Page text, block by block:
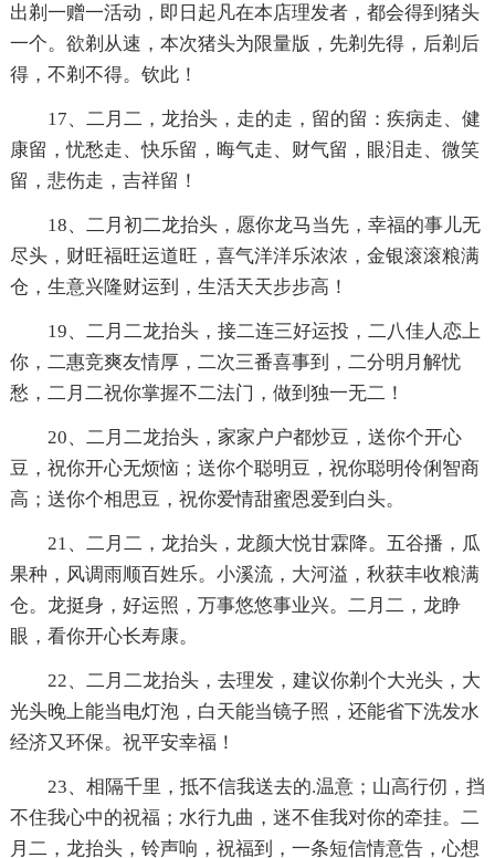
出剃一赠一活动，即日起凡在本店理发者，都会得到猪头
一个。欲剃从速，本次猪头为限量版，先剃先得，后剃后
得，不剃不得。钦此！
17、二月二，龙抬头，走的走，留的留：疾病走、健
康留，忧愁走、快乐留，晦气走、财气留，眼泪走、微笑
留，悲伤走，吉祥留！
18、二月初二龙抬头，愿你龙马当先，幸福的事儿无
尽头，财旺福旺运道旺，喜气洋洋乐浓浓，金银滚滚粮满
仓，生意兴隆财运到，生活天天步步高！
19、二月二龙抬头，接二连三好运投，二八佳人恋上
你，二惠竞爽友情厚，二次三番喜事到，二分明月解忧
愁，二月二祝你掌握不二法门，做到独一无二！
20、二月二龙抬头，家家户户都炒豆，送你个开心
豆，祝你开心无烦恼；送你个聪明豆，祝你聪明伶俐智商
高；送你个相思豆，祝你爱情甜蜜恩爱到白头。
21、二月二，龙抬头，龙颜大悦甘霖降。五谷播，瓜
果种，风调雨顺百姓乐。小溪流，大河溢，秋获丰收粮满
仓。龙挺身，好运照，万事悠悠事业兴。二月二，龙睁
眼，看你开心长寿康。
22、二月二龙抬头，去理发，建议你剃个大光头，大
光头晚上能当电灯泡，白天能当镜子照，还能省下洗发水
经济又环保。祝平安幸福！
23、相隔千里，抵不信我送去的.温意；山高行仞，挡
不住我心中的祝福；水行九曲，迷不隹我对你的牵挂。二
月二，龙抬头，铃声响，祝福到，一条短信情意告，心想